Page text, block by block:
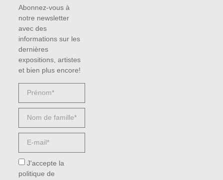
Abonnez-vous à
notre newsletter
avec des
informations sur les
dernières
expositions, artistes
et bien plus encore!
J'accepte la
politique de